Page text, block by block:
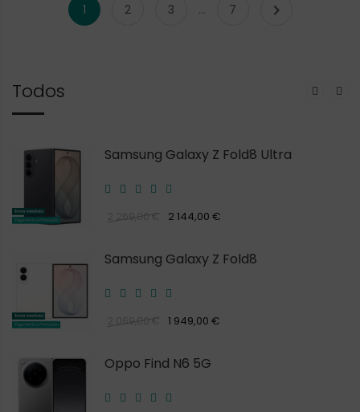
1 2 3 … 7 
Todos
Samsung Galaxy Z Fold8 Ultra
2 269,00 € 2 144,00 €
Samsung Galaxy Z Fold8
2 069,00 € 1 949,00 €
Oppo Find N6 5G